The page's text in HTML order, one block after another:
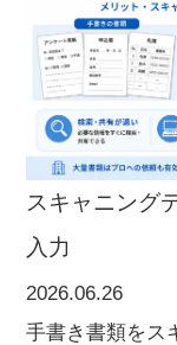
スキャニング
入力
2026.06.26
手書き書類をス